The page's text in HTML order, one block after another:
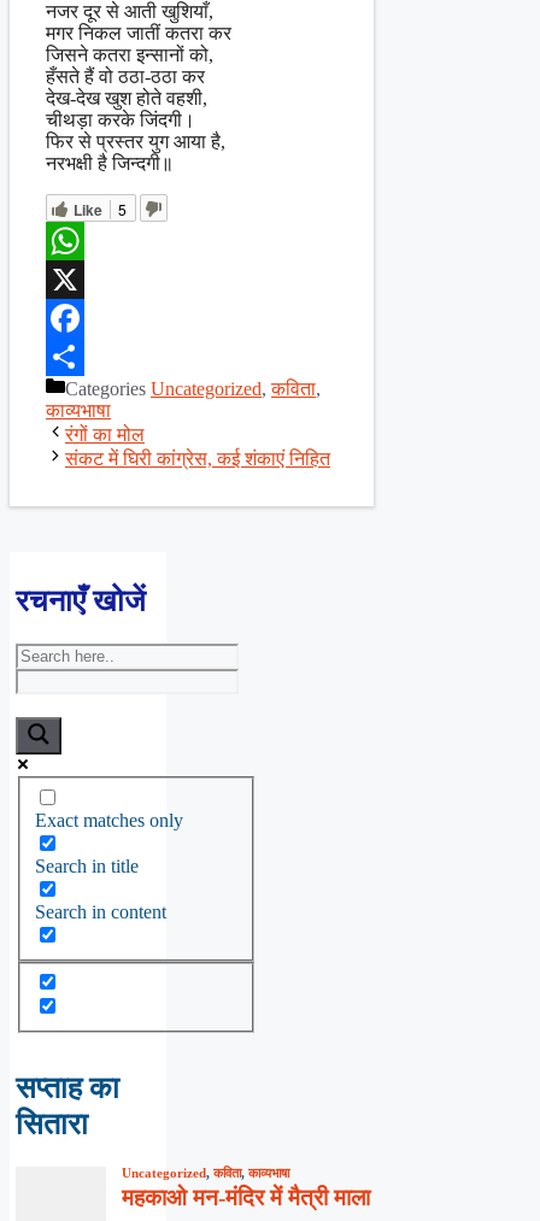
नजर दूर से आती खुशियाँ,
मगर निकल जातीं कतरा कर
जिसने कतरा इन्सानों को,
हँसते हैं वो ठठा-ठठा कर
देख-देख खुश होते वहशी,
चीथड़ा करके जिंदगी।
फिर से प्रस्तर युग आया है,
नरभक्षी है जिन्दगी॥
Like 5
WhatsApp
X
Facebook
ShareCategories Uncategorized,कविता,
काव्यभाषा
रंगों का मोल
संकट में घिरी कांग्रेस, कई शंकाएं निहित
रचनाएँ खोजें
Exact matches only
Search in title
Search in content
सप्ताह का
सितारा
Uncategorized,कविता,काव्यभाषा
महकाओ मन-मंदिर में मैत्री माला